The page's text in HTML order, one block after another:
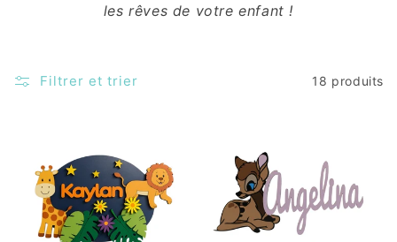
les rêves de votre enfant !
Filtrer et trier 18 produits